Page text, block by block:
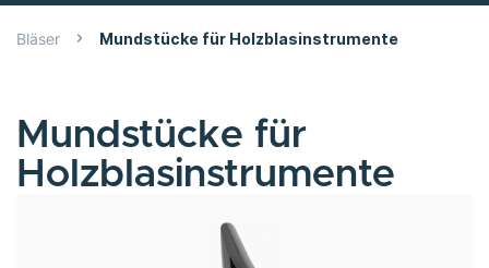
Bläser Mundstücke für Holzblasinstrumente
Mundstücke für
Holzblasinstrumente